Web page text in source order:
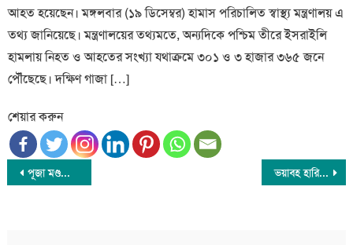
আহত হয়েছেন। মঙ্গলবার (১৯ ডিসেম্বর) হামাস পরিচালিত স্বাস্থ্য মন্ত্রণালয় এ
তথ্য জানিয়েছে। মন্ত্রণালয়ের তথ্যমতে, অন্যদিকে পশ্চিম তীরে ইসরাইলি
হামলায় নিহত ও আহতের সংখ্যা যথাক্রমে ৩০১ ও ৩ হাজার ৩৬৫ জনে
পৌঁছেছে। দক্ষিণ গাজা […]
শেয়ার করুন
Post
পূজা মণ্ডপের গেইট ভাংচুর করতে গিয়ে হিন্দু যুবক গ্রেপ্তার ভয়াবহ হারিকেন মিল্টনের আঘাতে লন্ডভন্ড ফ্লোরিডা, নিহত ১৬